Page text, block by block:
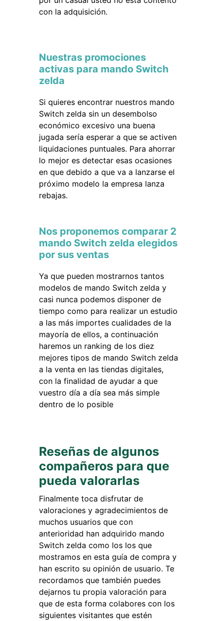
con la adquisición.
Nuestras promociones
activas para mando Switch
zelda
Si quieres encontrar nuestros mando
Switch zelda sin un desembolso
económico excesivo una buena
jugada sería esperar a que se activen
liquidaciones puntuales. Para ahorrar
lo mejor es detectar esas ocasiones
en que debido a que va a lanzarse el
próximo modelo la empresa lanza
rebajas.
Nos proponemos comparar 2
mando Switch zelda elegidos
por sus ventas
Ya que pueden mostrarnos tantos
modelos de mando Switch zelda y
casi nunca podemos disponer de
tiempo como para realizar un estudio
a las más importes cualidades de la
mayoría de ellos, a continuación
haremos un ranking de los diez
mejores tipos de mando Switch zelda
a la venta en las tiendas digitales,
con la finalidad de ayudar a que
vuestro día a día sea más simple
dentro de lo posible
Reseñas de algunos
compañeros para que
pueda valorarlas
Finalmente toca disfrutar de
valoraciones y agradecimientos de
muchos usuarios que con
anterioridad han adquirido mando
Switch zelda como los los que
mostramos en esta guía de compra y
han escrito su opinión de usuario. Te
recordamos que también puedes
dejarnos tu propia valoración para
que de esta forma colabores con los
siguientes visitantes que estén